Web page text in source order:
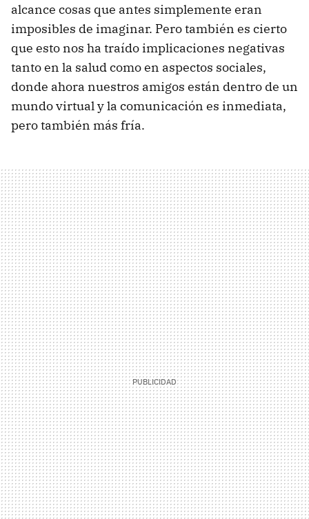
alcance cosas que antes simplemente eran
imposibles de imaginar. Pero también es cierto
que esto nos ha traído implicaciones negativas
tanto en la salud como en aspectos sociales,
donde ahora nuestros amigos están dentro de un
mundo virtual y la comunicación es inmediata,
pero también más fría.